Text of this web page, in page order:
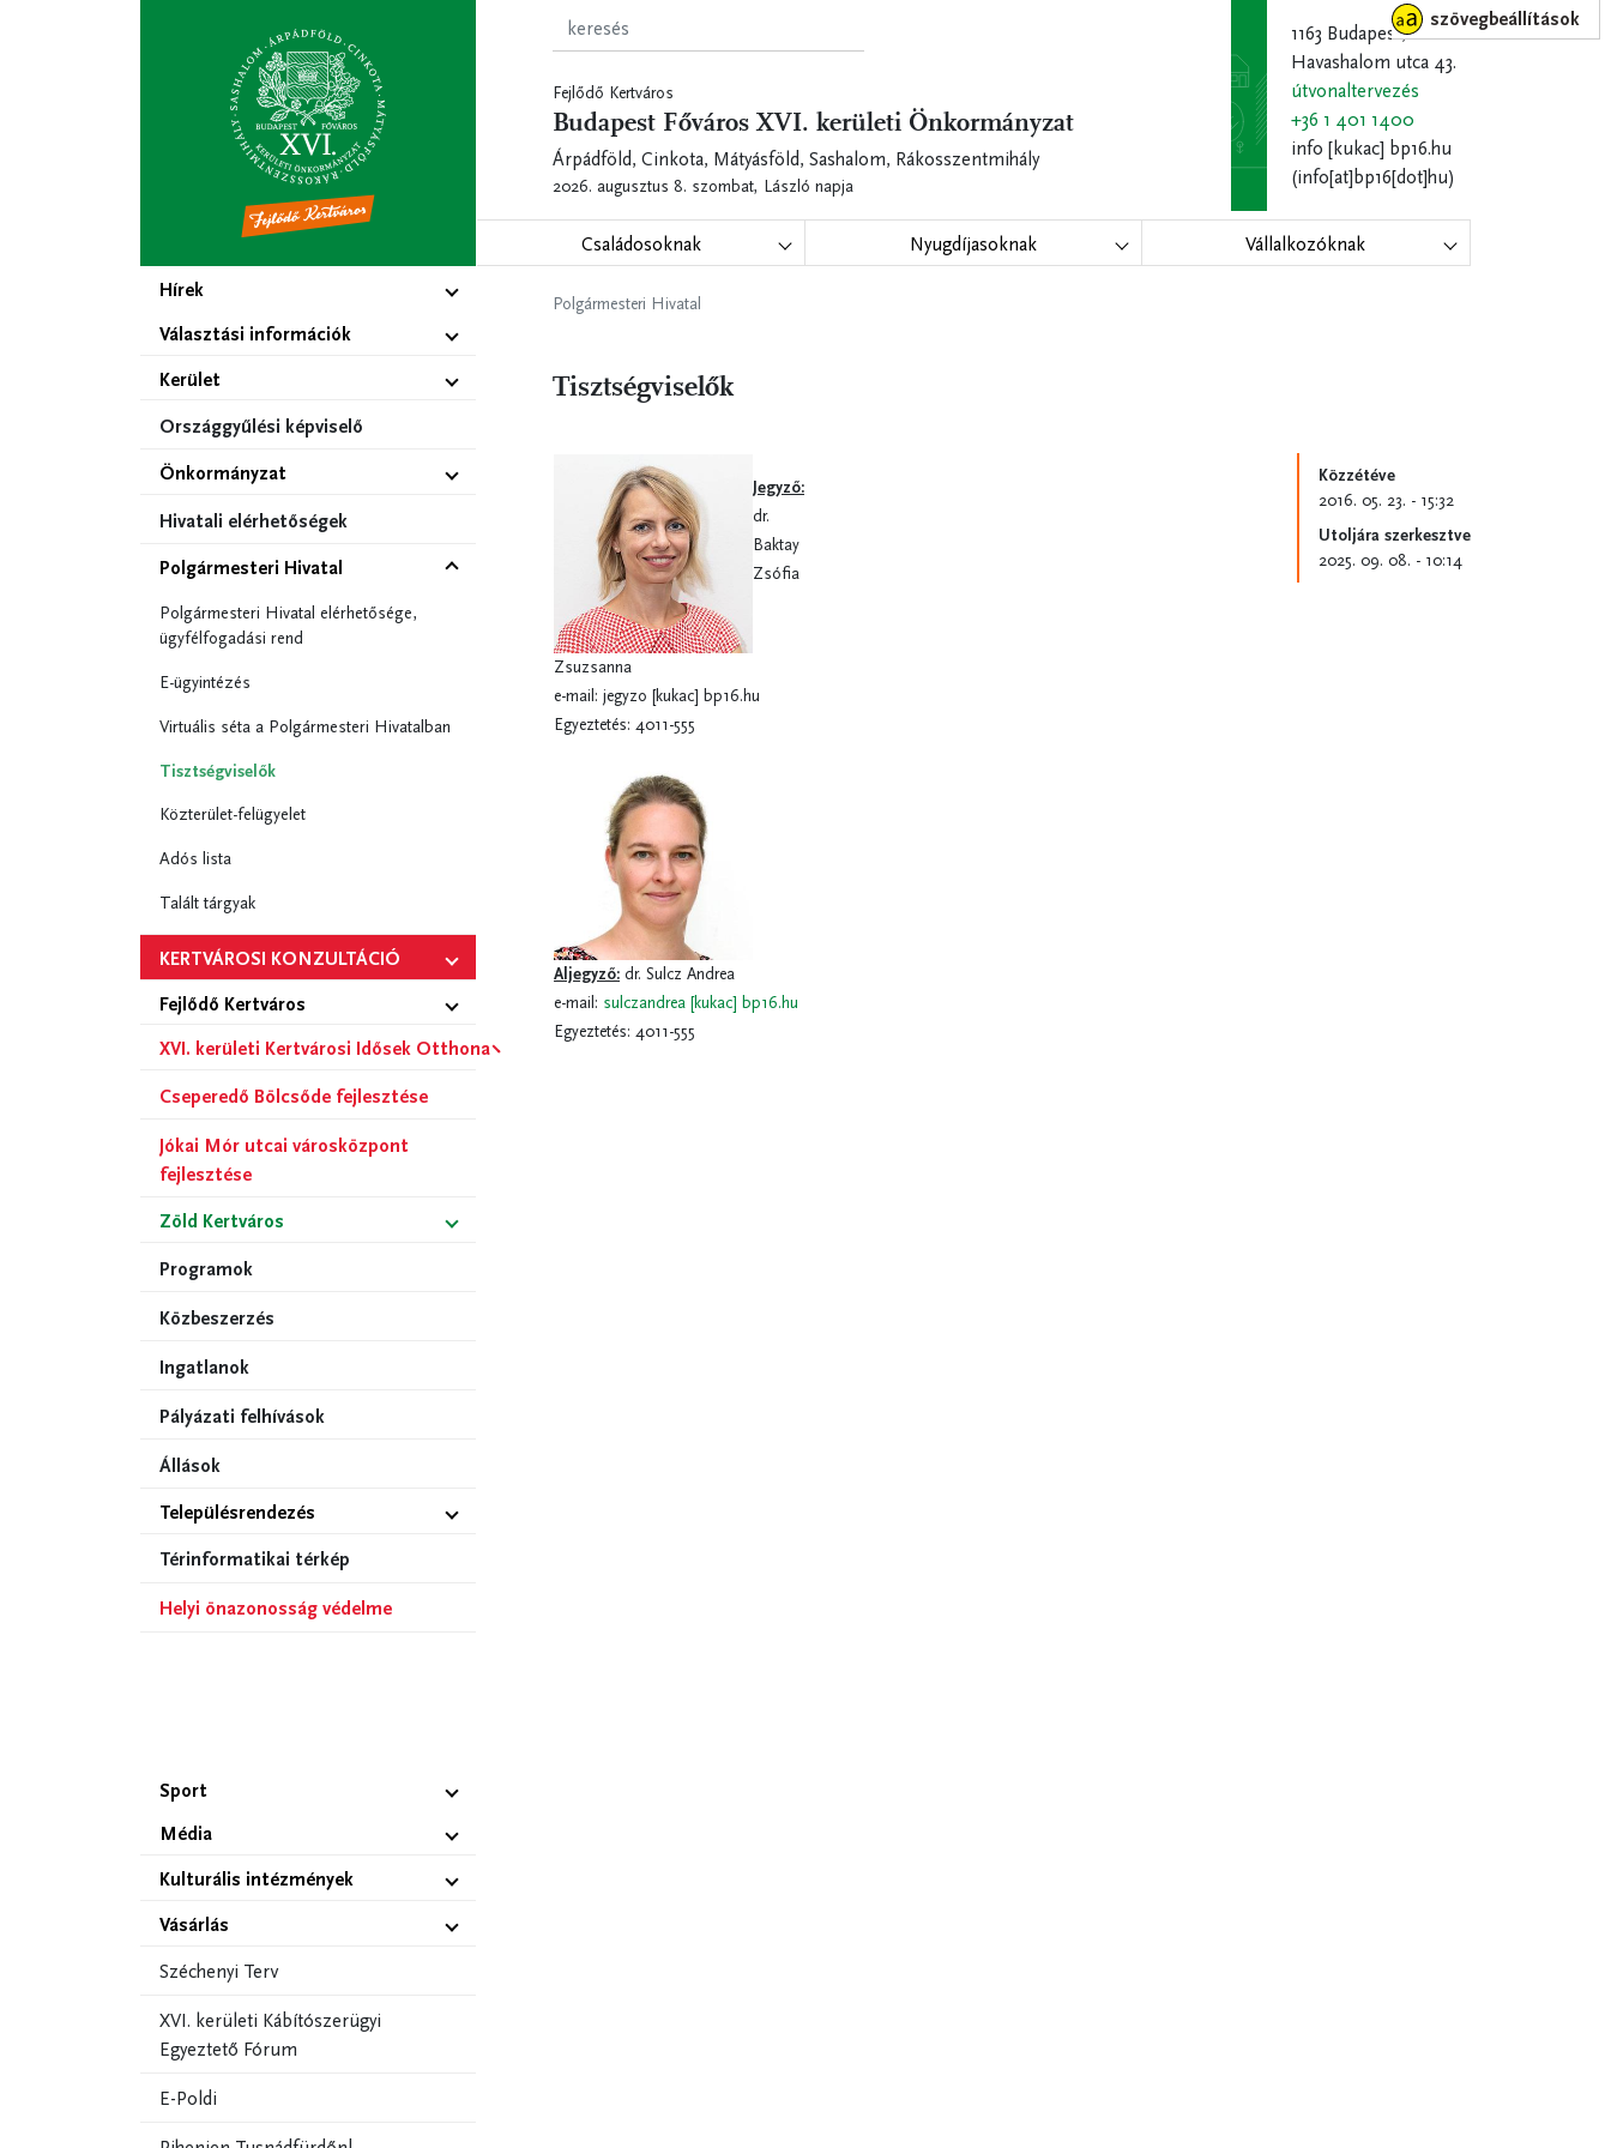
szövegbeállítások
Fejlődő Kertváros
Budapest Főváros XVI. kerületi Önkormányzat
Árpádföld, Cinkota, Mátyásföld, Sashalom, Rákosszentmihály
2026. augusztus 8. szombat, László napja
1163 Budapest,
Havashalom utca 43.
útvonaltervezés
+36 1 401 1400
info [kukac] bp16.hu
(info[at]bp16[dot]hu)
Családosoknak Nyugdíjasoknak
Vállalkozóknak
Hírek
Választási információk
Kerület
Országgyűlési képviselő
Önkormányzat
Hivatali elérhetőségek
Polgármesteri Hivatal
Polgármesteri Hivatal elérhetősége,
ügyfélfogadási rend
E-ügyintézés
Virtuális séta a Polgármesteri Hivatalban
Tisztségviselők
Közterület-felügyelet
Adós lista
Talált tárgyak
KERTVÁROSI KONZULTÁCIÓ
Fejlődő Kertváros
XVI. kerületi Kertvárosi Idősek Otthona
Cseperedő Bölcsőde fejlesztése
Jókai Mór utcai városközpont
fejlesztése
Zöld Kertváros
Programok
Közbeszerzés
Ingatlanok
Pályázati felhívások
Állások
Településrendezés
Térinformatikai térkép
Helyi önazonosság védelme
Sport
Média
Kulturális intézmények
Vásárlás
Széchenyi Terv
XVI. kerületi Kábítószerügyi
Egyeztető Fórum
E-Poldi
Polgármesteri Hivatal
Tisztségviselők
Jegyző:
dr.
Baktay
Zsófia
Zsuzsanna
e-mail: jegyzo [kukac] bp16.hu
Egyeztetés: 4011-555
Aljegyző: dr. Sulcz Andrea
e-mail: sulczandrea [kukac] bp16.hu
Egyeztetés: 4011-555
Közzétéve
2016. 05. 23. - 15:32
Utoljára szerkesztve
2025. 09. 08. - 10:14